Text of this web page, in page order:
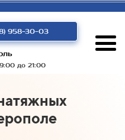
958-30-03
до 21:00